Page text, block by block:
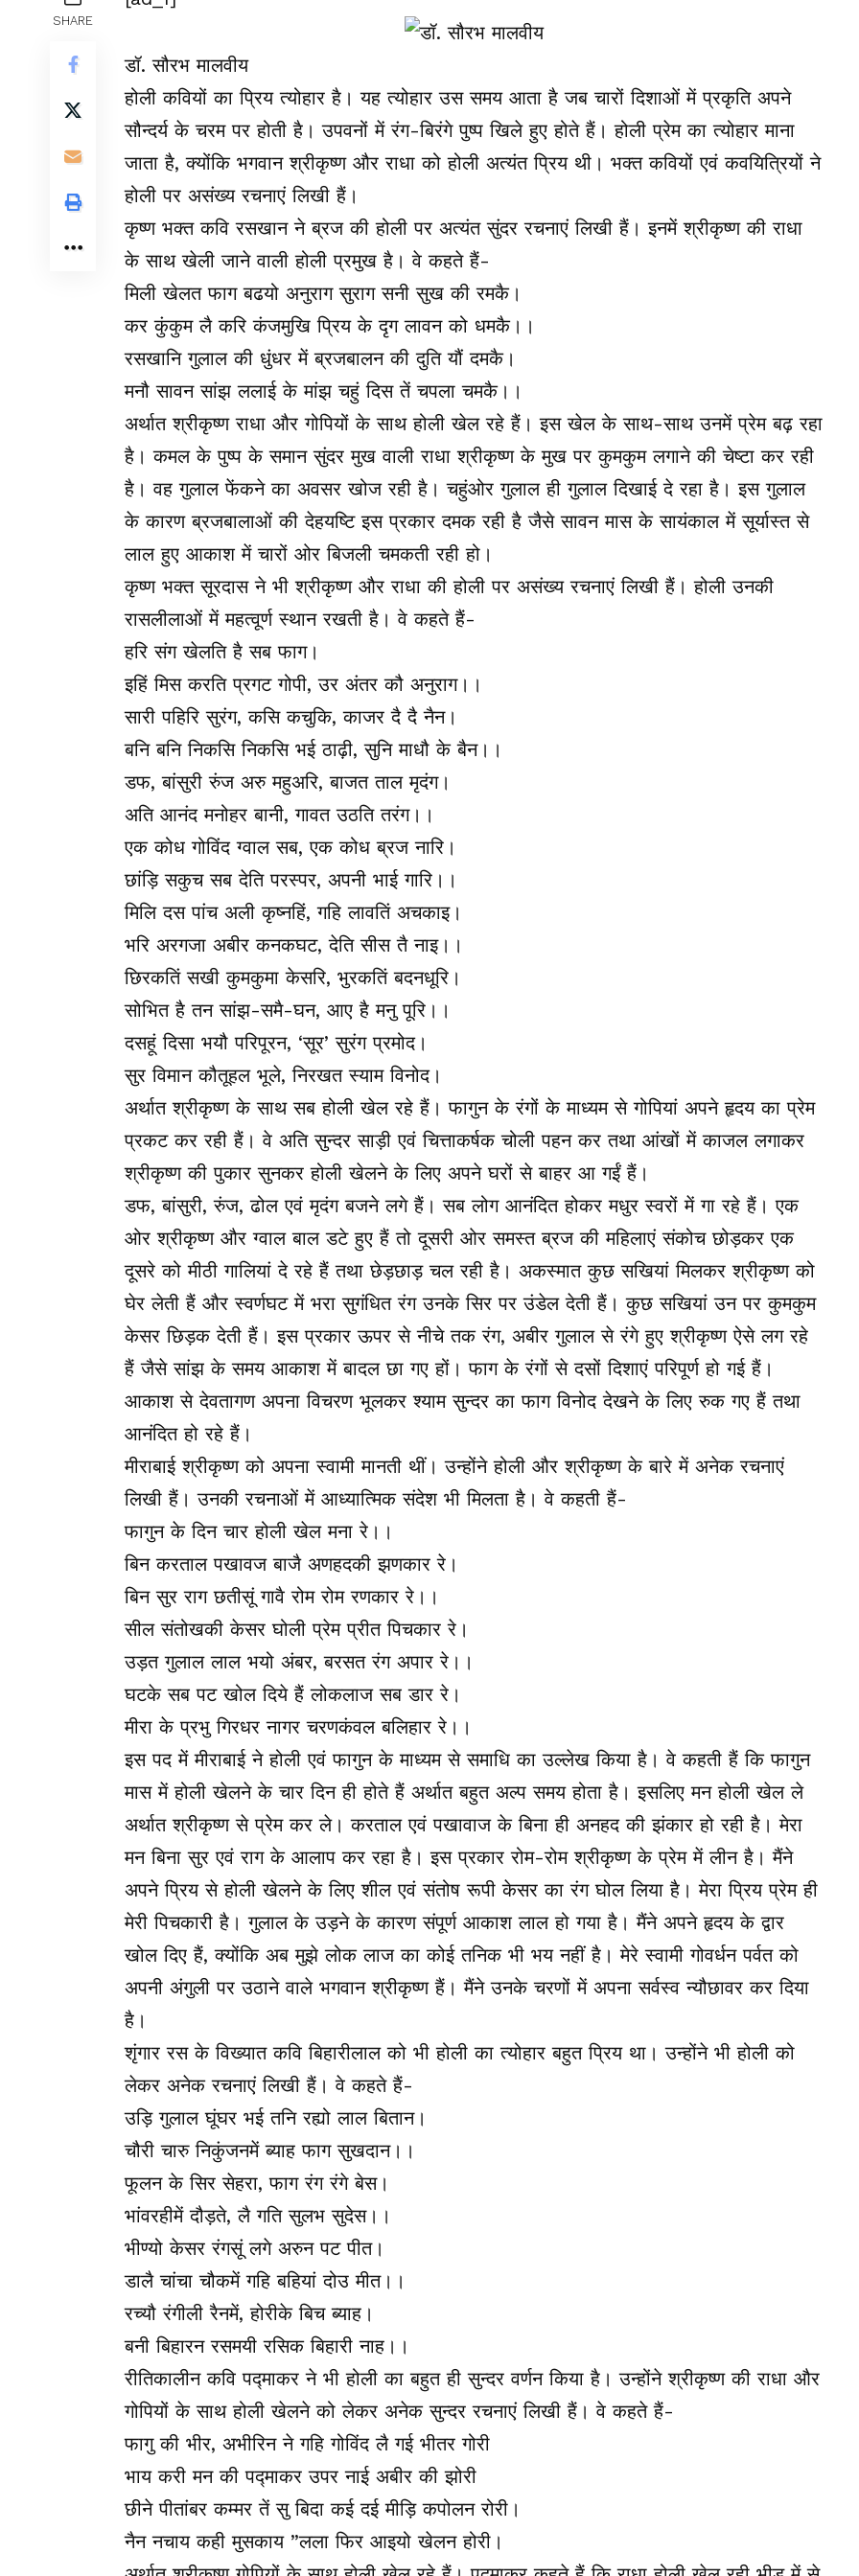
SHARE
डॉ. सौरभ मालवीय
होली कवियों का प्रिय त्योहार है। यह त्योहार उस समय आता है जब चारों दिशाओं में प्रकृति अपने
सौन्दर्य के चरम पर होती है। उपवनों में रंग-बिरंगे पुष्प खिले हुए होते हैं। होली प्रेम का त्योहार माना
जाता है, क्योंकि भगवान श्रीकृष्ण और राधा को होली अत्यंत प्रिय थी। भक्त कवियों एवं कवयित्रियों ने
होली पर असंख्य रचनाएं लिखी हैं।
कृष्ण भक्त कवि रसखान ने ब्रज की होली पर अत्यंत सुंदर रचनाएं लिखी हैं। इनमें श्रीकृष्ण की राधा
के साथ खेली जाने वाली होली प्रमुख है। वे कहते हैं-
मिली खेलत फाग बढयो अनुराग सुराग सनी सुख की रमकै।
कर कुंकुम लै करि कंजमुखि प्रिय के दृग लावन को धमकै।।
रसखानि गुलाल की धुंधर में ब्रजबालन की दुति यौं दमकै।
मनौ सावन सांझ ललाई के मांझ चहुं दिस तें चपला चमकै।।
अर्थात श्रीकृष्ण राधा और गोपियों के साथ होली खेल रहे हैं। इस खेल के साथ-साथ उनमें प्रेम बढ़ रहा
है। कमल के पुष्प के समान सुंदर मुख वाली राधा श्रीकृष्ण के मुख पर कुमकुम लगाने की चेष्टा कर रही
है। वह गुलाल फेंकने का अवसर खोज रही है। चहुंओर गुलाल ही गुलाल दिखाई दे रहा है। इस गुलाल
के कारण ब्रजबालाओं की देहयष्टि इस प्रकार दमक रही है जैसे सावन मास के सायंकाल में सूर्यास्त से
लाल हुए आकाश में चारों ओर बिजली चमकती रही हो।
कृष्ण भक्त सूरदास ने भी श्रीकृष्ण और राधा की होली पर असंख्य रचनाएं लिखी हैं। होली उनकी
रासलीलाओं में महत्वूर्ण स्थान रखती है। वे कहते हैं-
हरि संग खेलति है सब फाग।
इहिं मिस करति प्रगट गोपी, उर अंतर कौ अनुराग।।
सारी पहिरि सुरंग, कसि कचुकि, काजर दै दै नैन।
बनि बनि निकसि निकसि भई ठाढ़ी, सुनि माधौ के बैन।।
डफ, बांसुरी रुंज अरु महुअरि, बाजत ताल मृदंग।
अति आनंद मनोहर बानी, गावत उठति तरंग।।
एक कोध गोविंद ग्वाल सब, एक कोध ब्रज नारि।
छांड़ि सकुच सब देति परस्पर, अपनी भाई गारि।।
मिलि दस पांच अली कृष्नहिं, गहि लावतिं अचकाइ।
भरि अरगजा अबीर कनकघट, देति सीस तै नाइ।।
छिरकतिं सखी कुमकुमा केसरि, भुरकतिं बदनधूरि।
सोभित है तन सांझ-समै-घन, आए है मनु पूरि।।
दसहूं दिसा भयौ परिपूरन, ‘सूर’ सुरंग प्रमोद।
सुर विमान कौतूहल भूले, निरखत स्याम विनोद।
अर्थात श्रीकृष्ण के साथ सब होली खेल रहे हैं। फागुन के रंगों के माध्यम से गोपियां अपने हृदय का प्रेम
प्रकट कर रही हैं। वे अति सुन्दर साड़ी एवं चित्ताकर्षक चोली पहन कर तथा आंखों में काजल लगाकर
श्रीकृष्ण की पुकार सुनकर होली खेलने के लिए अपने घरों से बाहर आ गईं हैं।
डफ, बांसुरी, रुंज, ढोल एवं मृदंग बजने लगे हैं। सब लोग आनंदित होकर मधुर स्वरों में गा रहे हैं। एक
ओर श्रीकृष्ण और ग्वाल बाल डटे हुए हैं तो दूसरी ओर समस्त ब्रज की महिलाएं संकोच छोड़कर एक
दूसरे को मीठी गालियां दे रहे हैं तथा छेड़छाड़ चल रही है। अकस्मात कुछ सखियां मिलकर श्रीकृष्ण को
घेर लेती हैं और स्वर्णघट में भरा सुगंधित रंग उनके सिर पर उंडेल देती हैं। कुछ सखियां उन पर कुमकुम
केसर छिड़क देती हैं। इस प्रकार ऊपर से नीचे तक रंग, अबीर गुलाल से रंगे हुए श्रीकृष्ण ऐसे लग रहे
हैं जैसे सांझ के समय आकाश में बादल छा गए हों। फाग के रंगों से दसों दिशाएं परिपूर्ण हो गई हैं।
आकाश से देवतागण अपना विचरण भूलकर श्याम सुन्दर का फाग विनोद देखने के लिए रुक गए हैं तथा
आनंदित हो रहे हैं।
मीराबाई श्रीकृष्ण को अपना स्वामी मानती थीं। उन्होंने होली और श्रीकृष्ण के बारे में अनेक रचनाएं
लिखी हैं। उनकी रचनाओं में आध्यात्मिक संदेश भी मिलता है। वे कहती हैं-
फागुन के दिन चार होली खेल मना रे।।
बिन करताल पखावज बाजै अणहदकी झणकार रे।
बिन सुर राग छतीसूं गावै रोम रोम रणकार रे।।
सील संतोखकी केसर घोली प्रेम प्रीत पिचकार रे।
उड़त गुलाल लाल भयो अंबर, बरसत रंग अपार रे।।
घटके सब पट खोल दिये हैं लोकलाज सब डार रे।
मीरा के प्रभु गिरधर नागर चरणकंवल बलिहार रे।।
इस पद में मीराबाई ने होली एवं फागुन के माध्यम से समाधि का उल्लेख किया है। वे कहती हैं कि फागुन
मास में होली खेलने के चार दिन ही होते हैं अर्थात बहुत अल्प समय होता है। इसलिए मन होली खेल ले
अर्थात श्रीकृष्ण से प्रेम कर ले। करताल एवं पखावाज के बिना ही अनहद की झंकार हो रही है। मेरा
मन बिना सुर एवं राग के आलाप कर रहा है। इस प्रकार रोम-रोम श्रीकृष्ण के प्रेम में लीन है। मैंने
अपने प्रिय से होली खेलने के लिए शील एवं संतोष रूपी केसर का रंग घोल लिया है। मेरा प्रिय प्रेम ही
मेरी पिचकारी है। गुलाल के उड़ने के कारण संपूर्ण आकाश लाल हो गया है। मैंने अपने हृदय के द्वार
खोल दिए हैं, क्योंकि अब मुझे लोक लाज का कोई तनिक भी भय नहीं है। मेरे स्वामी गोवर्धन पर्वत को
अपनी अंगुली पर उठाने वाले भगवान श्रीकृष्ण हैं। मैंने उनके चरणों में अपना सर्वस्व न्यौछावर कर दिया
है।
शृंगार रस के विख्यात कवि बिहारीलाल को भी होली का त्योहार बहुत प्रिय था। उन्होंने भी होली को
लेकर अनेक रचनाएं लिखी हैं। वे कहते हैं-
उड़ि गुलाल घूंघर भई तनि रह्यो लाल बितान।
चौरी चारु निकुंजनमें ब्याह फाग सुखदान।।
फूलन के सिर सेहरा, फाग रंग रंगे बेस।
भांवरहीमें दौड़ते, लै गति सुलभ सुदेस।।
भीण्यो केसर रंगसूं लगे अरुन पट पीत।
डालै चांचा चौकमें गहि बहियां दोउ मीत।।
रच्यौ रंगीली रैनमें, होरीके बिच ब्याह।
बनी बिहारन रसमयी रसिक बिहारी नाह।।
रीतिकालीन कवि पद्माकर ने भी होली का बहुत ही सुन्दर वर्णन किया है। उन्होंने श्रीकृष्ण की राधा और
गोपियों के साथ होली खेलने को लेकर अनेक सुन्दर रचनाएं लिखी हैं। वे कहते हैं-
फागु की भीर, अभीरिन ने गहि गोविंद लै गई भीतर गोरी
भाय करी मन की पद्माकर उपर नाई अबीर की झोरी
छीने पीतांबर कम्मर तें सु बिदा कई दई मीड़ि कपोलन रोरी।
नैन नचाय कही मुसकाय ”लला फिर आइयो खेलन होरी।